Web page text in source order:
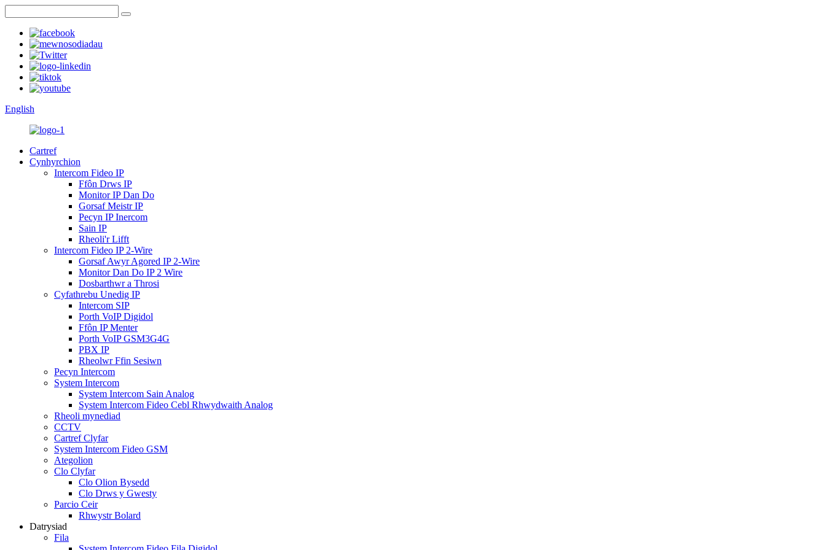
English
Cartref
Cynhyrchion
Intercom Fideo IP
Ffôn Drws IP
Monitor IP Dan Do
Gorsaf Meistr IP
Pecyn IP Inercom
Sain IP
Rheoli'r Lifft
Intercom Fideo IP 2-Wire
Gorsaf Awyr Agored IP 2-Wire
Monitor Dan Do IP 2 Wire
Dosbarthwr a Throsi
Cyfathrebu Unedig IP
Intercom SIP
Porth VoIP Digidol
Ffôn IP Menter
Porth VoIP GSM3G4G
PBX IP
Rheolwr Ffin Sesiwn
Pecyn Intercom
System Intercom
System Intercom Sain Analog
System Intercom Fideo Cebl Rhwydwaith Analog
Rheoli mynediad
CCTV
Cartref Clyfar
System Intercom Fideo GSM
Ategolion
Clo Clyfar
Clo Olion Bysedd
Clo Drws y Gwesty
Parcio Ceir
Rhwystr Bolard
Datrysiad
Fila